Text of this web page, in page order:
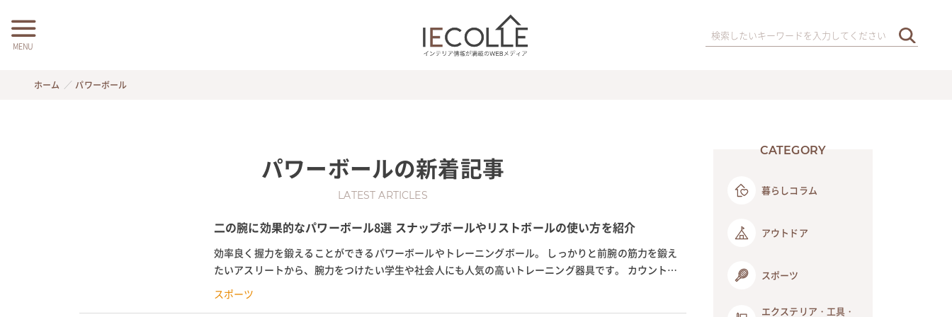
MENU
ホーム パワーボール
パワーボールの新着記事
LATEST ARTICLES
二の腕に効果的なパワーボール8選 スナップボールやリストボールの使い方を紹介
効率良く握力を鍛えることができるパワーボールやトレーニングボール。 しっかりと前腕の筋力を鍛え
たいアスリートから、腕力をつけたい学生や社会人にも人気の高いトレーニング器具です。 カウント機
能付きのものや、きれいに発光するものなど種類が豊富...
スポーツ
CATEGORY
暮らしコラム
アウトドア
スポーツ
エクステリア・工具・